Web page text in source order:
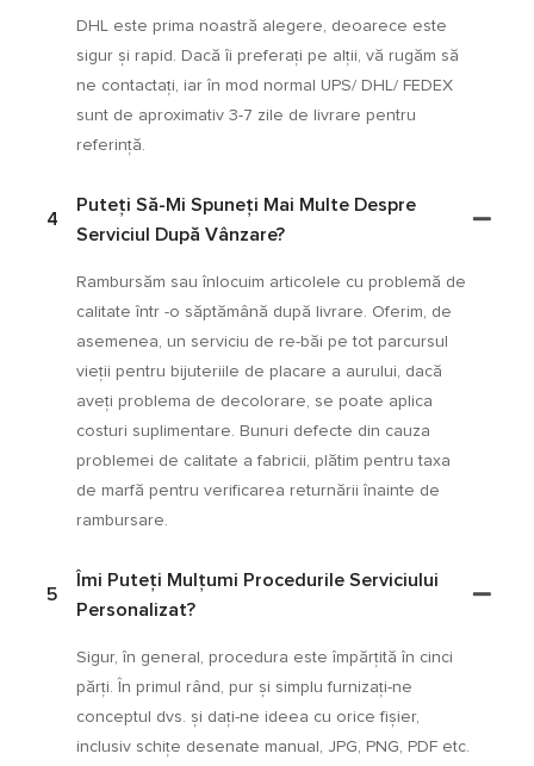
DHL este prima noastră alegere, deoarece este
sigur și rapid. Dacă îi preferați pe alții, vă rugăm să
ne contactați, iar în mod normal UPS/ DHL/ FEDEX
sunt de aproximativ 3-7 zile de livrare pentru
referință.
4
Puteți Să-Mi Spuneți Mai Multe Despre
Serviciul După Vânzare?
Rambursăm sau înlocuim articolele cu problemă de
calitate într -o săptămână după livrare. Oferim, de
asemenea, un serviciu de re-băi pe tot parcursul
vieții pentru bijuteriile de placare a aurului, dacă
aveți problema de decolorare, se poate aplica
costuri suplimentare. Bunuri defecte din cauza
problemei de calitate a fabricii, plătim pentru taxa
de marfă pentru verificarea returnării înainte de
rambursare.
5
Îmi Puteți Mulțumi Procedurile Serviciului
Personalizat?
Sigur, în general, procedura este împărțită în cinci
părți. În primul rând, pur și simplu furnizați-ne
conceptul dvs. și dați-ne ideea cu orice fișier,
inclusiv schițe desenate manual, JPG, PNG, PDF etc.